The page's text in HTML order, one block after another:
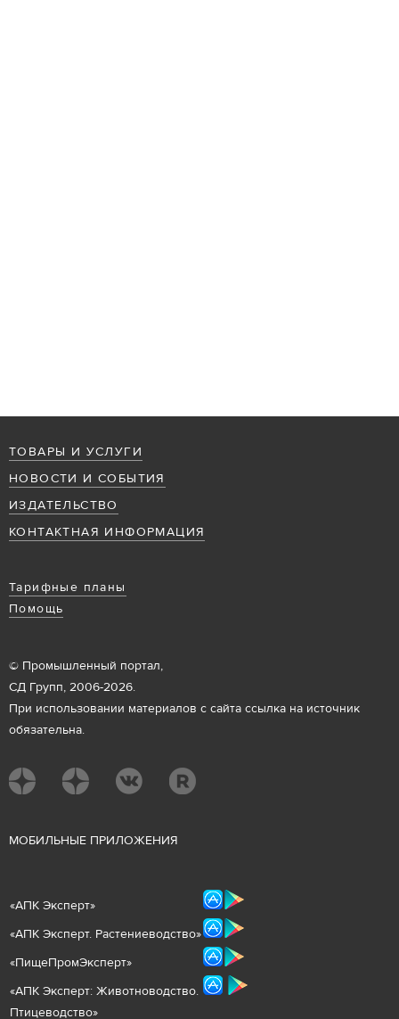
ТОВАРЫ И УСЛУГИ
НОВОСТИ И СОБЫТИЯ
ИЗДАТЕЛЬСТВО
КОНТАКТНАЯ ИНФОРМАЦИЯ
Тарифные планы
Помощь
© Промышленный портал,
СД Групп, 2006-2026.
При использовании материалов с сайта ссылка на источник
обязательна.
МОБИЛЬНЫЕ ПРИЛОЖЕНИЯ
«АПК Эксперт»
«АПК Эксперт. Растениеводство»
«ПищеПромЭксперт»
«АПК Эксперт: Животноводство.
Птицеводство»